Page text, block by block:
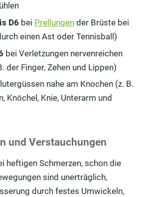
D6 bei Prellungen der Brüste bei
einen Ast oder Tennisball)
bei Verletzungen nervenreichen
der Finger, Zehen und Lippen)
nahe am Knochen (z. B.
Knöchel, Knie, Unterarm und
und Verstauchungen
heftigen Schmerzen, schon die
sind unerträglich,
durch festes Umwickeln,